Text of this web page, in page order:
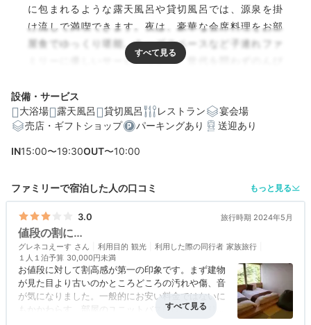
に包まれるような露天風呂や貸切風呂では、源泉を掛
け流しで満喫できます。夜は、豪華な会席料理をお部
屋食でゆっくり堪能。キッズスペースなど子連れファ
ミリーに優しいサービスも多く、世代を問わずのんび
編集部おすすめの３つのポイント
切風呂
お部屋食でゆっくり味わえる、地元の海鮮たっぷりの会
席料理
キッズスペースや湯上りドリンクなど、嬉しい無料サー
ビスが充実
設備・サービス
大浴場
露天風呂 貸切風呂 レストラン
宴会場
売店・ギフトショップ
パーキングあり 送迎あり
IN15:00〜19:30OUT〜10:00
ファミリーで宿泊した人の口コミ もっと見る
3.0 旅行時期 2024年5月
値段の割に…
グレネコえーす 利用目的 観光 利用した際の同行者 家族旅行
１人１泊予算 30,000円未満
お値段に対して割高感が第一の印象です。まず建物
が見た目より古いのかところどころの汚れや傷、音
が気になりました。一般的にお安い料金ではないに
もかかわらす、部屋のユニットバスにはびっくり…